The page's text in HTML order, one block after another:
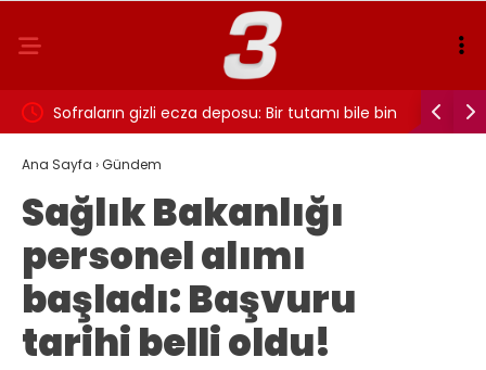
Messi Sofraların gizli ecza deposu: Bir tutamı bile bin
fayda!
LIONEL
Ana Sayfa ›Gündem
Sağlık Bakanlığı
personel alımı
başladı: Başvuru
tarihi belli oldu!